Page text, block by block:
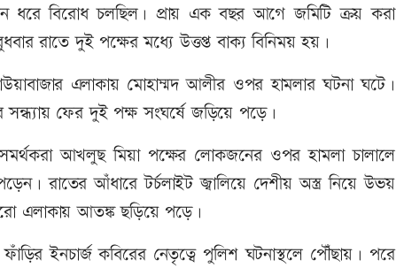
ধরে বিরোধ চলছিল। প্রায় এক বছর আগে জমিটি ক্রয় করা
রাতে দুই পক্ষের মধ্যে উত্তপ্ত বাক্য বিনিময় হয়।
এলাকায় মোহাম্মদ আলীর ওপর হামলার ঘটনা ঘটে।
সন্ধ্যায় ফের দুই পক্ষ সংঘর্ষে জড়িয়ে পড়ে।
আখলুছ মিয়া পক্ষের লোকজনের ওপর হামলা চালালে
রাতের আঁধারে টর্চলাইট জ্বালিয়ে দেশীয় অস্ত্র নিয়ে উভয়
এলাকায় আতঙ্ক ছড়িয়ে পড়ে।
ফাঁড়ির ইনচার্জ কবিরের নেতৃত্বে পুলিশ ঘটনাস্থলে পৌঁছায়। পরে